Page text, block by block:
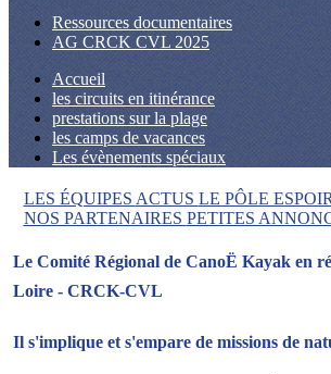
Ressources documentaires
AG CRCK CVL 2025
Accueil
les circuits en itinérance
prestations sur la plage
les camps de vacances
Les évènements spéciaux
LES ÉQUIPES ACTUS LE PÔLE ESPOIR
NOS PARTENAIRES PETITES
Le Comité Régional de CanoË Kayak en
Loire - CRCK-CVL
Il s'implique et s'empare de missions de